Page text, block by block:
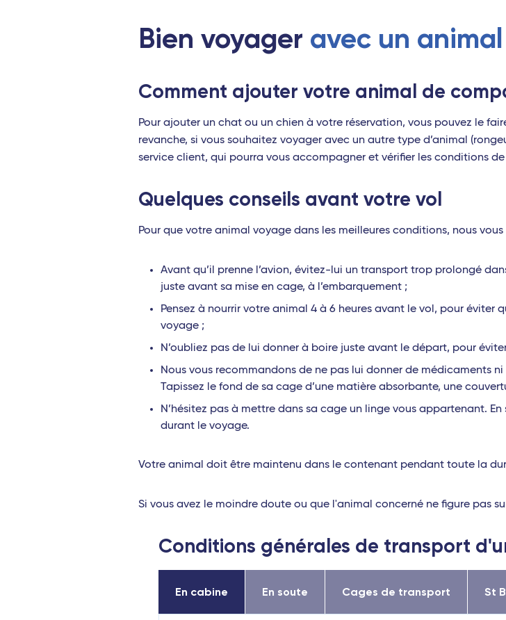
Aix-en-Provence - TGV
Bordeaux Saint-Jean - TGV
Rennes - TGV
Nantes - TGV
Marseille - TGV
Montpellier - Travel Connect
Avignon - TGV
Perpignan - Travel Connect
Le Mans - TGV
Strasbourg - TGV
Port-Louis (Île Maurice)
Antananarivo (Madagascar)
Bien voyager avec un animal
Comment ajouter votre animal de
Pour ajouter un chat ou un chien à votre réservation, vous pouvez le
revanche, si vous souhaitez voyager avec un autre type d’animal
service client, qui pourra vous accompagner et vérifier les conditions
Quelques conseils avant votre vol
Pour que votre animal voyage dans les meilleures conditions, nous
Avant qu’il prenne l’avion, évitez-lui un transport trop prolongé
juste avant sa mise en cage, à l’embarquement ;
Pensez à nourrir votre animal 4 à 6 heures avant le vol, pour éviter
voyage ;
N’oubliez pas de lui donner à boire juste avant le départ, pour
Nous vous recommandons de ne pas lui donner de médicaments
Tapissez le fond de sa cage d’une matière absorbante, une
N’hésitez pas à mettre dans sa cage un linge vous appartenant.
durant le voyage.
Votre animal doit être maintenu dans le contenant pendant toute la
Si vous avez le moindre doute ou que l'animal concerné ne figure pas
Conditions générales de transport
En cabine En soute Cages de transport St